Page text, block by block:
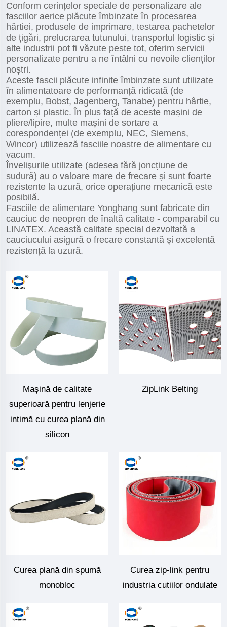
Conform cerințelor speciale de personalizare ale
fasciilor aerice plăcute îmbinzate în procesarea
hârtiei, produsele de imprimare, testarea pachetelor
de țigări, prelucrarea tutunului, transportul logistic și
alte industrii pot fi văzute peste tot, oferim servicii
personalizate pentru a ne întâlni cu nevoile clienților
noștri.
Aceste fascii plăcute infinite îmbinzate sunt utilizate
în alimentatoare de performanță ridicată (de
exemplu, Bobst, Jagenberg, Tanabe) pentru hârtie,
carton și plastic. În plus față de aceste mașini de
pliere/lipire, multe mașini de sortare a
corespondenței (de exemplu, NEC, Siemens,
Wincor) utilizează fasciile noastre de alimentare cu
vacum.
Învelişurile utilizate (adesea fără joncțiune de
sudură) au o valoare mare de frecare și sunt foarte
rezistente la uzură, orice operațiune mecanică este
posibilă.
Fasciile de alimentare Yonghang sunt fabricate din
cauciuc de neopren de înaltă calitate - comparabil cu
LINATEX. Această calitate special dezvoltată a
cauciucului asigură o frecare constantă și excelentă
rezistență la uzură.
Mașină de calitate
superioară pentru lenjerie
intimă cu curea plană din
silicon
ZipLink Belting
Curea plană din spumă
monobloc
Curea zip-link pentru
industria cutiilor ondulate